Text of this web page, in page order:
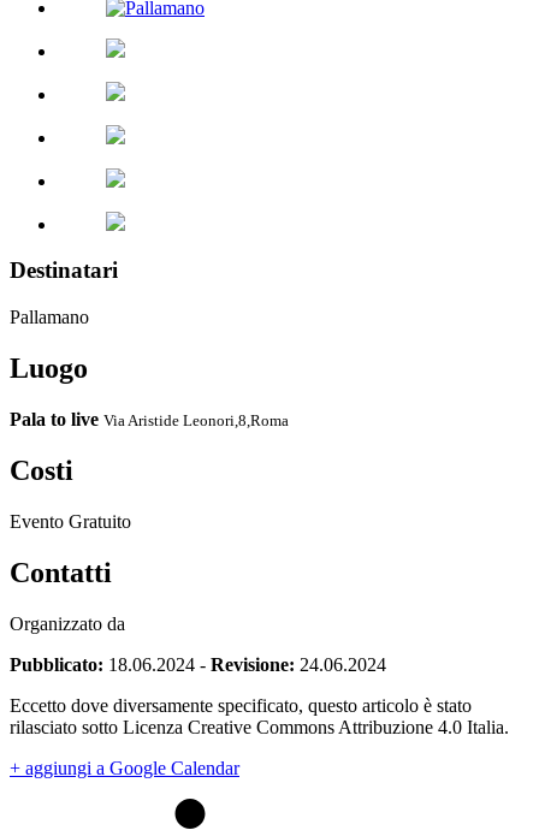
Destinatari
Pallamano
Luogo
Pala to live Via Aristide Leonori,8,Roma
Costi
Evento Gratuito
Contatti
Organizzato da
Pubblicato: 18.06.2024 - Revisione: 24.06.2024
Eccetto dove diversamente specificato, questo articolo è stato
rilasciato sotto Licenza Creative Commons Attribuzione 4.0 Italia.
+ aggiungi a Google Calendar